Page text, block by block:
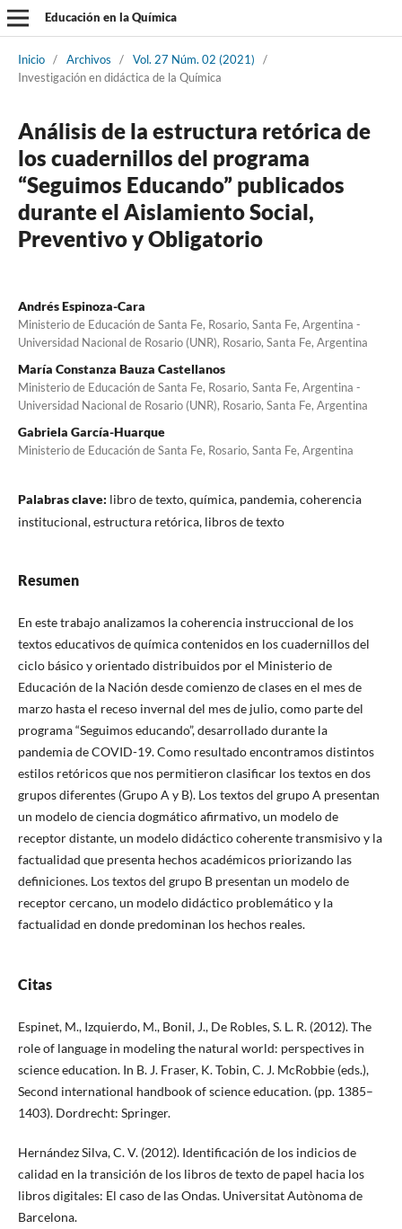
Educación en la Química
Inicio / Archivos / Vol. 27 Núm. 02 (2021)
/
Investigación en didáctica de la Química
Análisis de la estructura retórica de
los cuadernillos del programa
“Seguimos Educando” publicados
durante el Aislamiento Social,
Preventivo y Obligatorio
Andrés Espinoza-Cara
Ministerio de Educación de Santa Fe, Rosario, Santa Fe, Argentina -
Universidad Nacional de Rosario (UNR), Rosario, Santa Fe, Argentina
María Constanza Bauza Castellanos
Ministerio de Educación de Santa Fe, Rosario, Santa Fe, Argentina -
Universidad Nacional de Rosario (UNR), Rosario, Santa Fe, Argentina
Gabriela García-Huarque
Ministerio de Educación de Santa Fe, Rosario, Santa Fe, Argentina
Palabras clave: libro de texto, química, pandemia, coherencia
institucional, estructura retórica, libros de texto
Resumen
En este trabajo analizamos la coherencia instruccional de los
textos educativos de química contenidos en los cuadernillos del
ciclo básico y orientado distribuidos por el Ministerio de
Educación de la Nación desde comienzo de clases en el mes de
marzo hasta el receso invernal del mes de julio, como parte del
programa “Seguimos educando”, desarrollado durante la
pandemia de COVID-19. Como resultado encontramos distintos
estilos retóricos que nos permitieron clasificar los textos en dos
grupos diferentes (Grupo A y B). Los textos del grupo A presentan
un modelo de ciencia dogmático afirmativo, un modelo de
receptor distante, un modelo didáctico coherente transmisivo y la
factualidad que presenta hechos académicos priorizando las
definiciones. Los textos del grupo B presentan un modelo de
receptor cercano, un modelo didáctico problemático y la
factualidad en donde predominan los hechos reales.
Citas
Espinet, M., Izquierdo, M., Bonil, J., De Robles, S. L. R. (2012). The
role of language in modeling the natural world: perspectives in
science education. In B. J. Fraser, K. Tobin, C. J. McRobbie (eds.),
Second international handbook of science education. (pp. 1385–
1403). Dordrecht: Springer.
Hernández Silva, C. V. (2012). Identificación de los indicios de
calidad en la transición de los libros de texto de papel hacia los
libros digitales: El caso de las Ondas. Universitat Autònoma de
Barcelona.